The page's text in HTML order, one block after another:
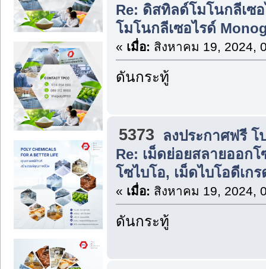
Re: ดิสทิลด์โมโนกลีเซ
โมโนกลีเซอไรด์
« เมื่อ: สิงหาคม 19, 2024,
ดันกระทู้
5373
ลงประกาศฟรี
Re: เม็ดย่อยสลายออก
โซไบโอ, เม็ดไบโอดีเกร
« เมื่อ: สิงหาคม 19, 2024,
ดันกระทู้